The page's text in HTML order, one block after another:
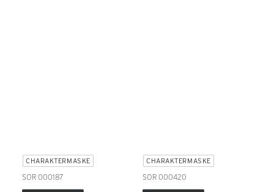
CHARAKTERMASKE
SOR 000187
CHARAKTERMASKE
SOR 000420